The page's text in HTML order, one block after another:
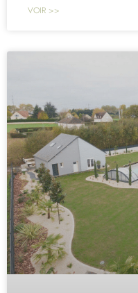
VOIR >>